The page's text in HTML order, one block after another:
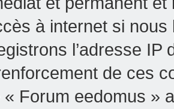
à internet si
l’adresse IP
de ces
« Forum eedomus »